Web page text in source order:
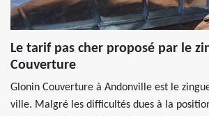
Le tarif pas cher proposé par le
Couverture
Glonin Couverture à Andonville est le
ville. Malgré les difficultés dues à la